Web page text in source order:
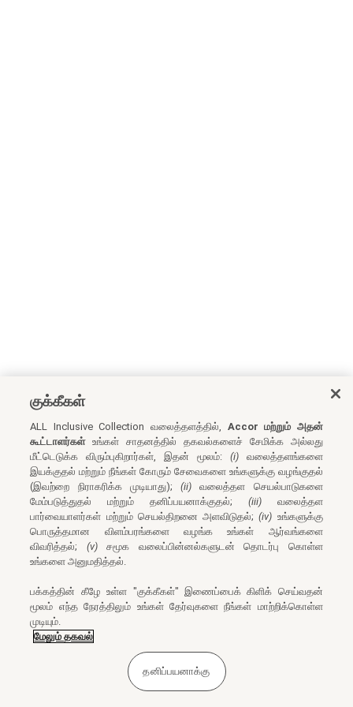
குக்கீகள்
ALL Inclusive Collection வலைத்தளத்தில், Accor மற்றும் அதன்
கூட்டாளர்கள்உங்கள் சாதனத்தில் தகவல்களைச் சேமிக்க அல்லது
மீட்டெடுக்க விரும்புகிறார்கள், இதன் மூலம்: (i)வலைத்தளங்களை
இயக்குதல் மற்றும் நீங்கள் கோரும் சேவைகளை உங்களுக்கு வழங்குதல்
(இவற்றை நிராகரிக்க முடியாது);(ii) வலைத்தள செயல்பாடுகளை
மேம்படுத்துதல் மற்றும் தனிப்பயனாக்குதல்; (iii)வலைத்தள
பார்வையாளர்கள் மற்றும் செயல்திறனை அளவிடுதல்;(iv) உங்களுக்கு
பொருத்தமான விளம்பரங்களை வழங்க உங்கள் ஆர்வங்களை
விவரித்தல்; (v)சமூக வலைப்பின்னல்களுடன் தொடர்பு கொள்ள
உங்களை அனுமதித்தல்.
பக்கத்தின் கீழே உள்ள "குக்கீகள்" இணைப்பைக் கிளிக் செய்வதன்
மூலம் எந்த நேரத்திலும் உங்கள் தேர்வுகளை நீங்கள் மாற்றிக்கொள்ள
முடியும்.
மேலும் தகவல்
தனிப்பயனாக்கு